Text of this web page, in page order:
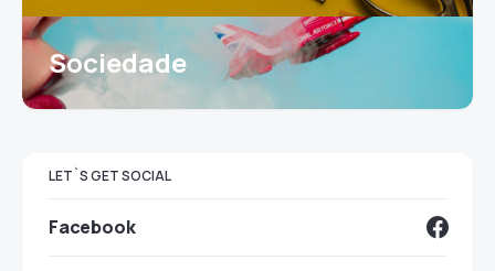
Sociedade
LET`S GET SOCIAL
Facebook